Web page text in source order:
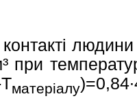
при
матеріалу